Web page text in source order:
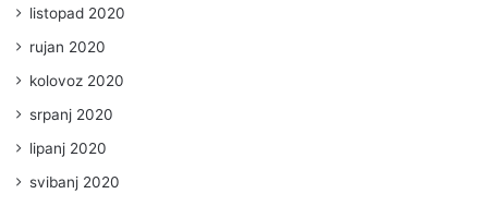
listopad 2020
rujan 2020
kolovoz 2020
srpanj 2020
lipanj 2020
svibanj 2020